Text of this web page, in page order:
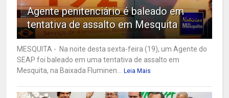
Agente penitenciário é baleado em
tentativa de assalto em Mesquita
MESQUITA - Na noite desta sexta-feira (19), um Agente do
SEAP foi baleado em uma tentativa de assalto em
Mesquita, na Baixada Fluminen...
Leia Mais